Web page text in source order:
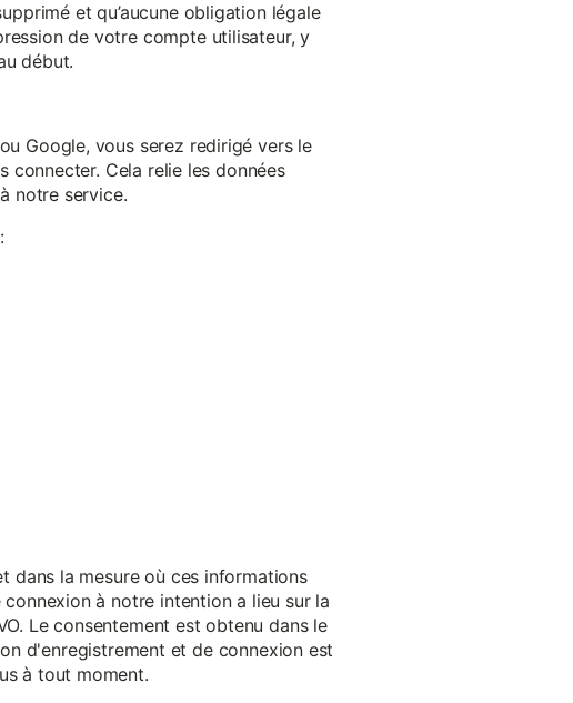
et qu’aucune obligation légale
de votre compte utilisateur, y
début.
Google, vous serez redirigé vers le
Cela relie les données
notre service.
dans la mesure où ces informations
à notre intention a lieu sur la
Le consentement est obtenu dans le
d'enregistrement et de connexion est
à tout moment.